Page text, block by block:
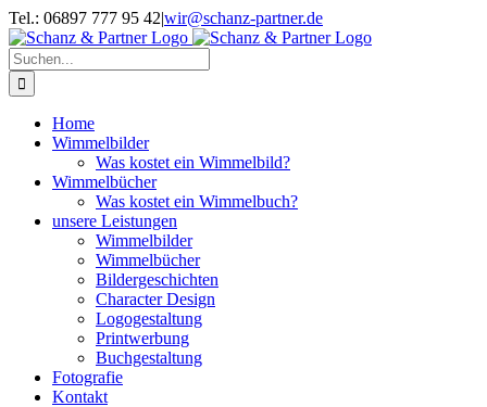
Zum
Inhalt
springen
Tel.: 06897 777 95 42|wir@schanz-partner.de
Suche
nach:
Home
Wimmelbilder
Was kostet ein Wimmelbild?
Wimmelbücher
Was kostet ein Wimmelbuch?
unsere Leistungen
Wimmelbilder
Wimmelbücher
Bildergeschichten
Character Design
Logogestaltung
Printwerbung
Buchgestaltung
Fotografie
Kontakt